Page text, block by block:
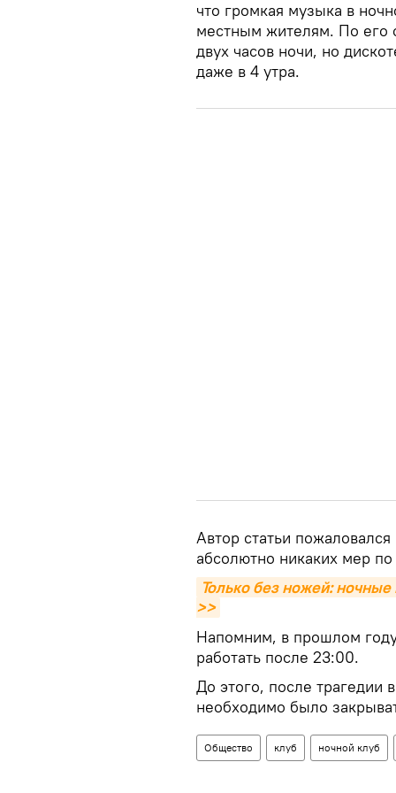
что громкая музыка в
местным жителям. По его
двух часов ночи, но
даже в 4 утра.
Автор статьи
абсолютно никаких мер
Только без ножей:
>>
Напомним, в прошлом
работать после 23:00.
До этого, после трагедии
необходимо было
Общество клуб ночной клуб